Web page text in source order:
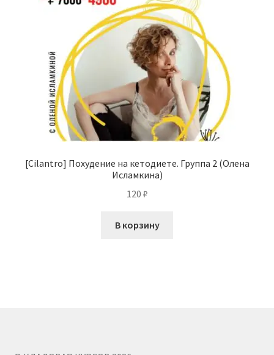
[Cilantro] Похудение на кетодиете. Группа 2 (Олена
Исламкина)
120 ₽
В корзину